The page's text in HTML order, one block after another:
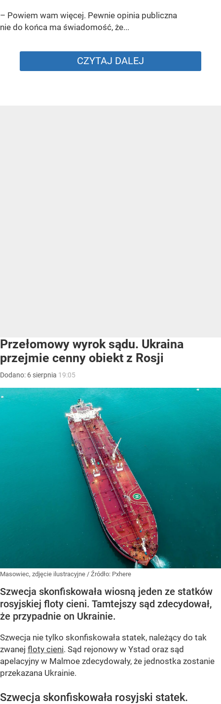
– Powiem wam więcej. Pewnie opinia publiczna
nie do końca ma świadomość, że...
CZYTAJ DALEJ
Przełomowy wyrok sądu. Ukraina
przejmie cenny obiekt z Rosji
Dodano: 6 sierpnia 19:05
Masowiec, zdjęcie ilustracyjne / Źródło: Pxhere
Szwecja skonfiskowała wiosną jeden ze statków
rosyjskiej floty cieni. Tamtejszy sąd zdecydował,
że przypadnie on Ukrainie.
Szwecja nie tylko skonfiskowała statek, należący do tak
zwanej floty cieni. Sąd rejonowy w Ystad oraz sąd
apelacyjny w Malmoe zdecydowały, że jednostka zostanie
przekazana Ukrainie.
Szwecja skonfiskowała rosyjski statek.